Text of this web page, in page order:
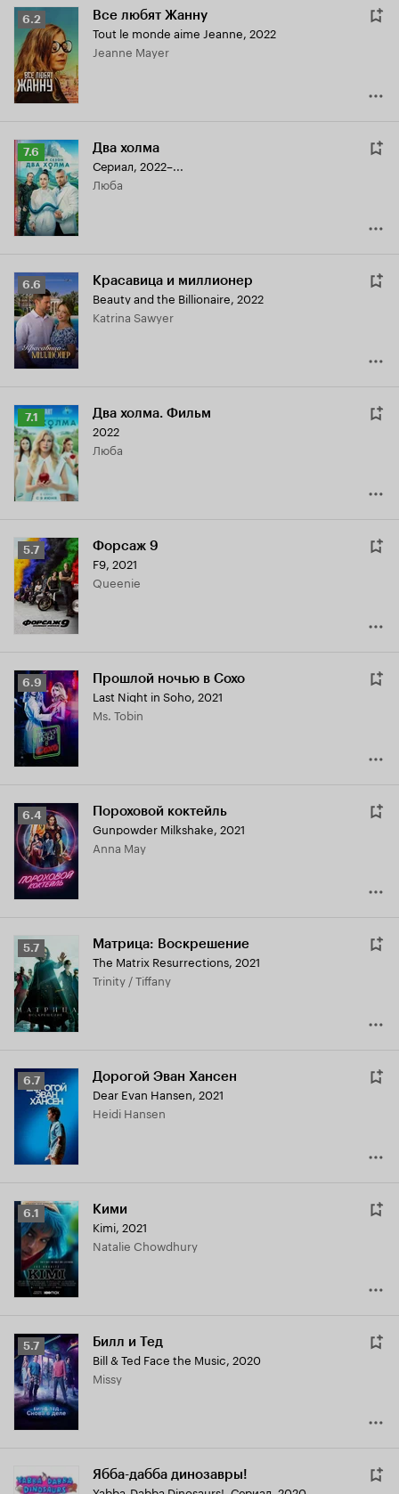
Рейтинг
Кинопоиска
6.2
6.2 Все любят Жанну
Tout le monde aime Jeanne, 2022
Jeanne Mayer
Рейтинг
Кинопоиска
7.6
7.6 Два холма
Сериал, 2022–...
Люба
Рейтинг
Кинопоиска
6.6
6.6 Красавица и миллионер
Beauty and the Billionaire, 2022
Katrina Sawyer
Рейтинг
Кинопоиска
7.1
7.1 Два холма. Фильм
2022
Люба
Рейтинг
Кинопоиска
5.7
5.7 Форсаж 9
F9, 2021
Queenie
Рейтинг
Кинопоиска
6.9
6.9 Прошлой ночью в Сохо
Last Night in Soho, 2021
Ms. Tobin
Рейтинг
Кинопоиска
6.4
6.4 Пороховой коктейль
Gunpowder Milkshake, 2021
Anna May
Рейтинг
Кинопоиска
5.7
5.7 Матрица: Воскрешение
The Matrix Resurrections, 2021
Trinity / Tiffany
Рейтинг
Кинопоиска
6.7
6.7 Дорогой Эван Хансен
Dear Evan Hansen, 2021
Heidi Hansen
Рейтинг
Кинопоиска
6.1
6.1 Кими
Kimi, 2021
Natalie Chowdhury
Рейтинг
Кинопоиска
5.7
5.7 Билл и Тед
Bill & Ted Face the Music, 2020
Missy
Ябба-дабба динозавры!